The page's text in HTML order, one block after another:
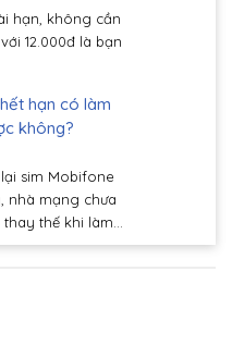
hạn, không cần
12.000đ là bạn
hạn có làm
không?
sim Mobifone
nhà mạng chưa
thế khi làm...